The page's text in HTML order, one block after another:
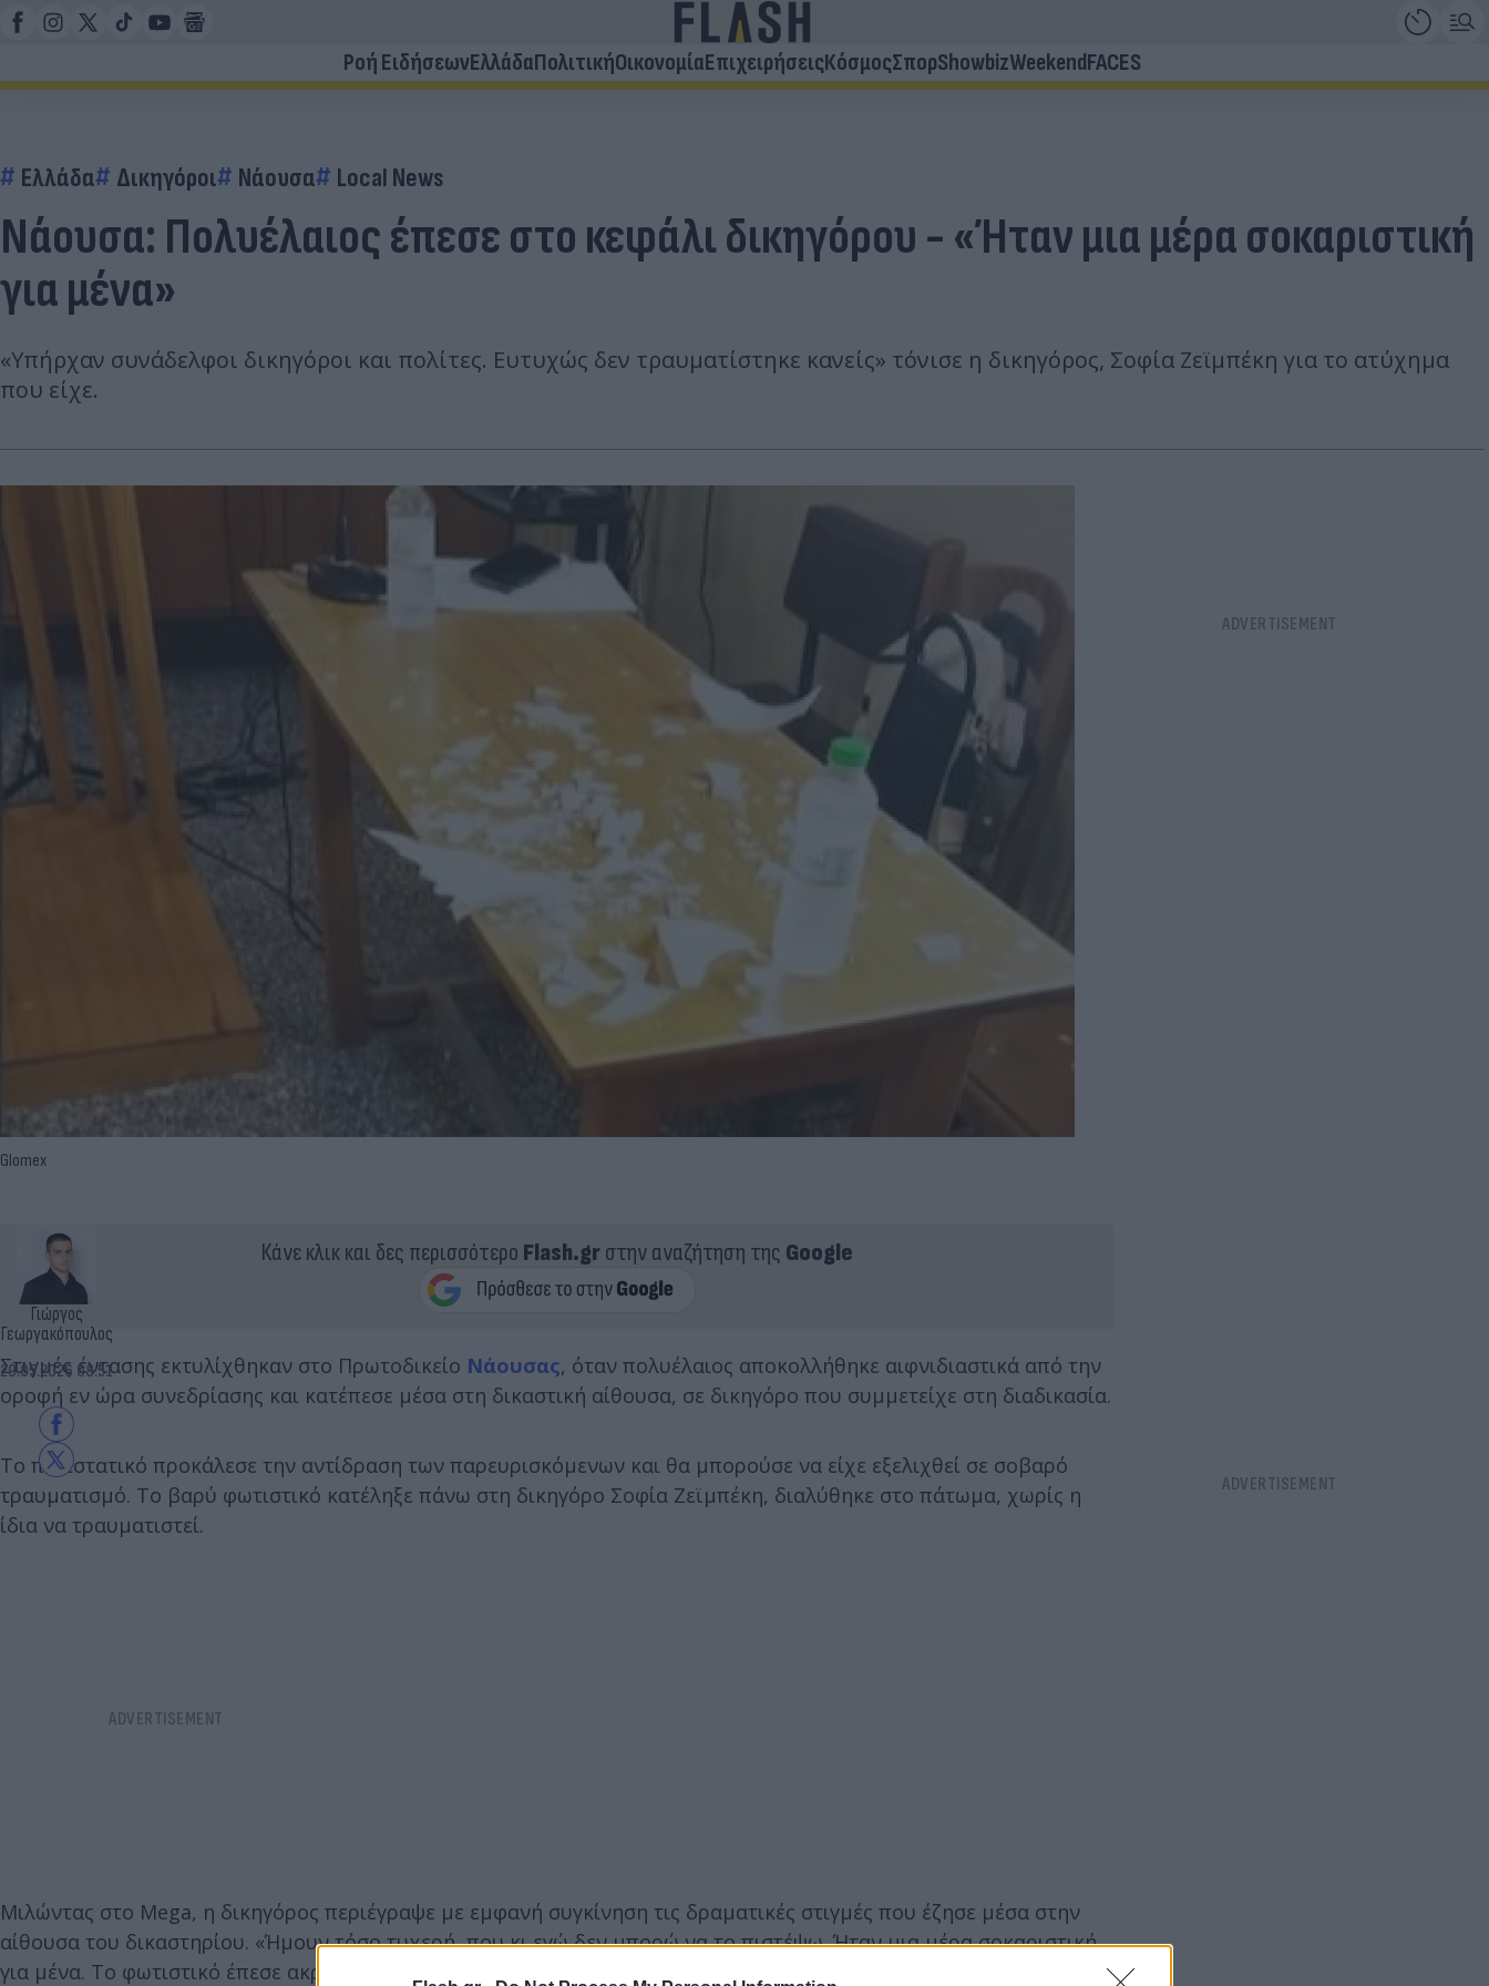
Ροή ΕιδήσεωνΕλλάδαΠολιτικήΟικονομίαΕπιχειρήσειςΚόσμοςΣπορShowbizWeekendFACES
Ελλάδα Δικηγόροι Νάουσα Local News
Νάουσα: Πολυέλαιος έπεσε στο κεφάλι δικηγόρου - «Ήταν μια μέρα σοκαριστική
για μένα»
«Υπήρχαν συνάδελφοι δικηγόροι και πολίτες. Ευτυχώς δεν τραυματίστηκε κανείς» τόνισε η δικηγόρος, Σοφία Ζεϊμπέκη για το ατύχημα
που είχε.
Glomex
Γιώργος
Γεωργακόπουλος
29.05.2026 08:51
Κάνε κλικ και δες περισσότερο Flash.grστην αναζήτηση της Google
Στιγμές έντασης εκτυλίχθηκαν στο Πρωτοδικείο Νάουσας, όταν πολυέλαιος αποκολλήθηκε αιφνιδιαστικά από την
οροφή εν ώρα συνεδρίασης και κατέπεσε μέσα στη δικαστική αίθουσα, σε δικηγόρο που συμμετείχε στη διαδικασία.
Το περιστατικό προκάλεσε την αντίδραση των παρευρισκόμενων και θα μπορούσε να είχε εξελιχθεί σε σοβαρό
τραυματισμό. Το βαρύ φωτιστικό κατέληξε πάνω στη δικηγόρο Σοφία Ζεϊμπέκη, διαλύθηκε στο πάτωμα, χωρίς η
ίδια να τραυματιστεί.
Μιλώντας στο Mega, η δικηγόρος περιέγραψε με εμφανή συγκίνηση τις δραματικές στιγμές που έζησε μέσα στην
αίθουσα του δικαστηρίου. «Ήμουν τόσο τυχερή, που κι εγώ δεν μπορώ να το πιστέψω. Ήταν μια μέρα σοκαριστική
για μένα. Το φωτιστικό έπεσε ακριβώς από πάνω μου, διαλύθηκε και δεν έπαθα τίποτα. Βγήκα αλώβητη από όλο